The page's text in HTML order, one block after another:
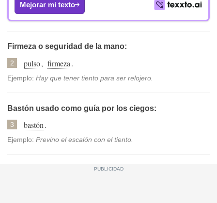
Mejorar mi texto
Firmeza o seguridad de la mano:
2 pulso, firmeza.
Ejemplo: Hay que tener tiento para ser relojero.
Bastón usado como guía por los ciegos:
3 bastón.
Ejemplo: Previno el escalón con el tiento.